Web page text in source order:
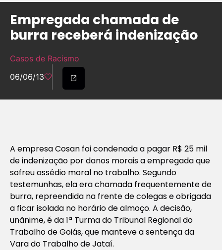
Empregada chamada de
burra receberá indenização
Casos de Racismo
06/06/13
A empresa Cosan foi condenada a pagar R$ 25 mil
de indenização por danos morais a empregada que
sofreu assédio moral no trabalho. Segundo
testemunhas, ela era chamada frequentemente de
burra, repreendida na frente de colegas e obrigada
a ficar isolada no horário de almoço. A decisão,
unânime, é da 1ª Turma do Tribunal Regional do
Trabalho de Goiás, que manteve a sentença da
Vara do Trabalho de Jataí.